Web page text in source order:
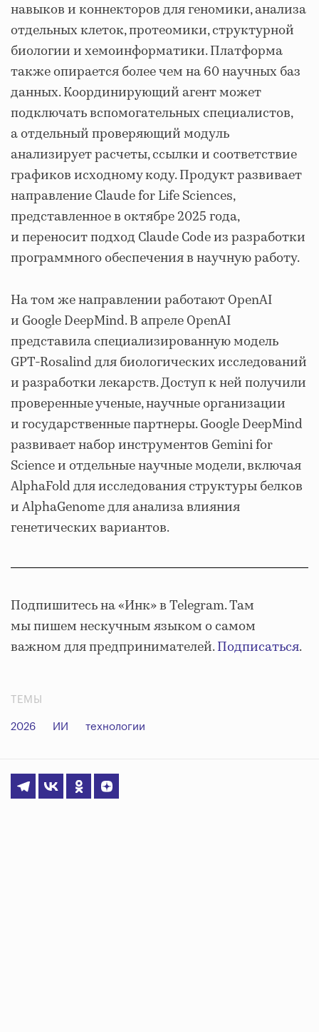
навыков и коннекторов для геномики, анализа
отдельных клеток, протеомики, структурной
биологии и хемоинформатики. Платформа
также опирается более чем на 60 научных баз
данных. Координирующий агент может
подключать вспомогательных специалистов,
а отдельный проверяющий модуль
анализирует расчеты, ссылки и соответствие
графиков исходному коду. Продукт развивает
направление Claude for Life Sciences,
представленное в октябре 2025 года,
и переносит подход Claude Code из разработки
программного обеспечения в научную работу.
На том же направлении работают OpenAI
и Google DeepMind. В апреле OpenAI
представила специализированную модель
GPT-Rosalind для биологических исследований
и разработки лекарств. Доступ к ней получили
проверенные ученые, научные организации
и государственные партнеры. Google DeepMind
развивает набор инструментов Gemini for
Science и отдельные научные модели, включая
AlphaFold для исследования структуры белков
и AlphaGenome для анализа влияния
генетических вариантов.
Подпишитесь на «Инк» в Telegram. Там
мы пишем нескучным языком о самом
важном для предпринимателей.Подписаться.
ТЕМЫ
2026 ИИ технологии